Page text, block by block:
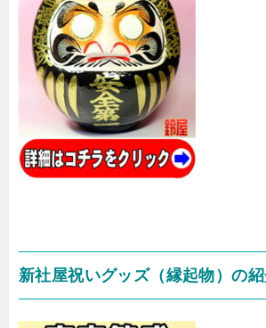
新社屋祝いグッズ（縁起物）の